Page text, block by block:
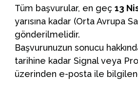
Tüm başvurular, en geç 13
yarısına kadar (Orta Avrupa
gönderilmelidir.
Başvurunuzun sonucu
tarihine kadar Signal veya
üzerinden e-posta ile